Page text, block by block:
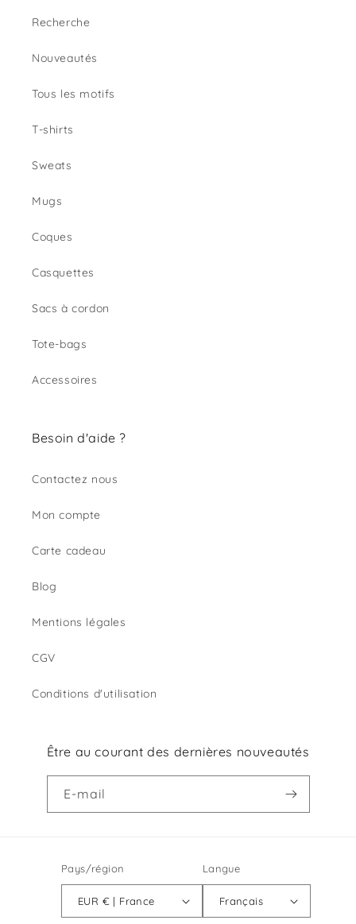
Recherche
Nouveautés
Tous les motifs
T-shirts
Sweats
Mugs
Coques
Casquettes
Sacs à cordon
Tote-bags
Accessoires
Besoin d'aide ?
Contactez nous
Mon compte
Carte cadeau
Blog
Mentions légales
CGV
Conditions d'utilisation
Être au courant des dernières nouveautés
E-mail
Pays/région
EUR € | France
Langue
Français